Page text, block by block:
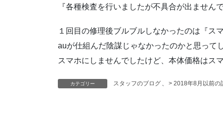
『各種検査を行いましたが不具合が出ません
１回目の修理後ブルブルしなかったのは『ス
auが仕組んだ陰謀じゃなかったのかと思って
スマホにしませんでしたけど、本体価格はス
カテゴリー スタッフのブログ 、 > 2018年8月以前の